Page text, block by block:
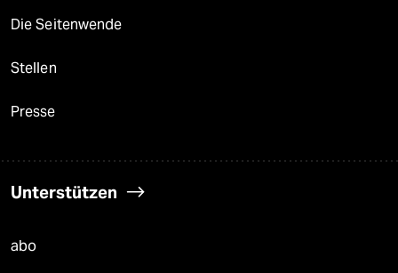
Die Seitenwende
Stellen
Presse
Unterstützen
abo